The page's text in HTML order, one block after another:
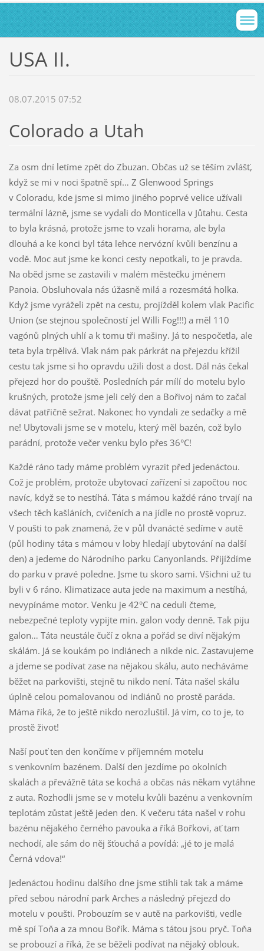
USA II.
08.07.2015 07:52
Colorado a Utah
Za osm dní letíme zpět do Zbuzan. Občas už se těším zvlášť,
když se mi v noci špatně spí… Z Glenwood Springs
v Coloradu, kde jsme si mimo jiného poprvé velice užívali
termální lázně, jsme se vydali do Monticella v Jůtahu. Cesta
to byla krásná, protože jsme to vzali horama, ale byla
dlouhá a ke konci byl táta lehce nervózní kvůli benzínu a
vodě. Moc aut jsme ke konci cesty nepotkali, to je pravda.
Na oběd jsme se zastavili v malém městečku jménem
Panoia. Obsluhovala nás úžasně milá a rozesmátá holka.
Když jsme vyráželi zpět na cestu, projížděl kolem vlak Pacific
Union (se stejnou společností jel Willi Fog!!!) a měl 110
vagónů plných uhlí a k tomu tři mašiny. Já to nespočetla, ale
teta byla trpělivá. Vlak nám pak párkrát na přejezdu křížil
cestu tak jsme si ho opravdu užili dost a dost. Dál nás čekal
přejezd hor do pouště. Posledních pár mílí do motelu bylo
krušných, protože jsme jeli celý den a Bořivoj nám to začal
dávat patřičně sežrat. Nakonec ho vyndali ze sedačky a mě
ne! Ubytovali jsme se v motelu, který měl bazén, což bylo
parádní, protože večer venku bylo přes 36°C!
Každé ráno tady máme problém vyrazit před jedenáctou.
Což je problém, protože ubytovací zařízení si započtou noc
navíc, když se to nestíhá. Táta s mámou každé ráno trvají na
všech těch kašláních, cvičeních a na jídle no prostě vopruz.
V poušti to pak znamená, že v půl dvanácté sedíme v autě
(půl hodiny táta s mámou v loby hledají ubytování na další
den) a jedeme do Národního parku Canyonlands. Přijíždíme
do parku v pravé poledne. Jsme tu skoro sami. Všichni už tu
byli v 6 ráno. Klimatizace auta jede na maximum a nestíhá,
nevypínáme motor. Venku je 42°C na ceduli čteme,
nebezpečné teploty vypijte min. galon vody denně. Tak piju
galon… Táta neustále čučí z okna a pořád se diví nějakým
skálám. Já se koukám po indiánech a nikde nic. Zastavujeme
a jdeme se podívat zase na nějakou skálu, auto necháváme
běžet na parkovišti, stejně tu nikdo není. Táta našel skálu
úplně celou pomalovanou od indiánů no prostě paráda.
Máma říká, že to ještě nikdo nerozluštil. Já vím, co to je, to
prostě život!
Naší pouť ten den končíme v příjemném motelu
s venkovním bazénem. Další den jezdíme po okolních
skalách a převážně táta se kochá a občas nás někam vytáhne
z auta. Rozhodli jsme se v motelu kvůli bazénu a venkovním
teplotám zůstat ještě jeden den. K večeru táta našel v rohu
bazénu nějakého černého pavouka a říká Bořkovi, ať tam
nechodí, ale sám do něj šťouchá a povídá: „jé to je malá
Černá vdova!“
Jedenáctou hodinu dalšího dne jsme stihli tak tak a máme
před sebou národní park Arches a následný přejezd do
motelu v poušti. Probouzím se v autě na parkovišti, vedle
mě spí Toňa a za mnou Bořík. Máma s tátou jsou pryč. Toňa
se probouzí a říká, že se běželi podívat na nějaký oblouk.